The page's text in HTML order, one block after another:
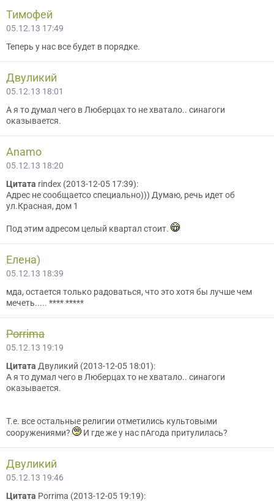
Тимофей
05.12.13 17:49
Теперь у нас все будет в порядке.
Двуликий
05.12.13 18:01
А я то думал чего в Люберцах то не хватало.. синагоги
оказывается.
Anamo
05.12.13 18:20
Цитата rindex (2013-12-05 17:39):
Адрес не сообщаетсо специально))) Думаю, речь идет об
ул.Красная, дом 1
Под этим адресом целый квартал стоит.
Елена)
05.12.13 18:39
мда, остается только радоваться, что это хотя бы лучше чем
мечеть..... **** *****
Porrima
05.12.13 19:19
Цитата Двуликий (2013-12-05 18:01):
А я то думал чего в Люберцах то не хватало.. синагоги
оказывается.
Т.е. все остальные религии отметились культовыми
сооружениями?
И где же у нас пАгода притулилась?
Двуликий
05.12.13 19:46
Цитата Porrima (2013-12-05 19:19):